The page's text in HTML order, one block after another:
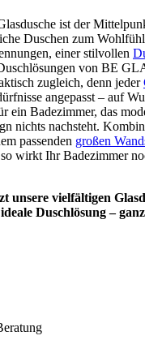
ist der
Duschen zum
einer stilvollen
von BE
zugleich, denn jeder
angepasst – auf
ein Badezimmer, das
nichts nachsteht.
passenden großen
wirkt Ihr Badezimmer
unsere vielfältigen
Duschlösung –